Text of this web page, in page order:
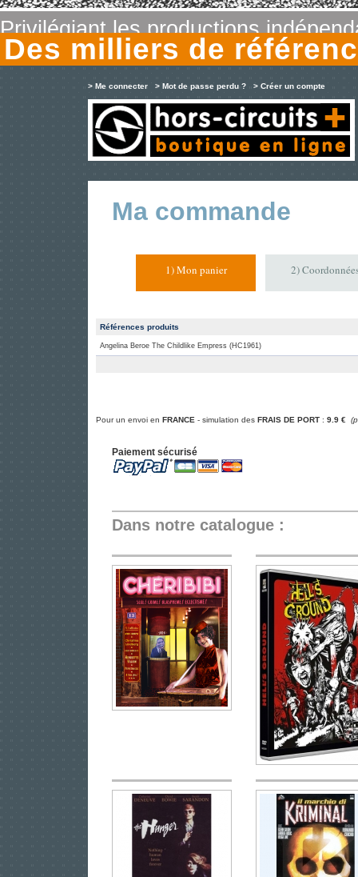
Privilégiant les productions
Des milliers de
> Me connecter > Mot de passe perdu ? > Créer un compte
Ma commande
1) Mon panier 2)
Références produits
Angelina Beroe The Childlike Empress (HC1961)
Pour un envoi en FRANCE - simulation des FRAIS DE PORT : 9.9 €
Paiement sécurisé
Dans notre catalogue :